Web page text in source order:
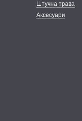
Штучна трава
Аксесуари